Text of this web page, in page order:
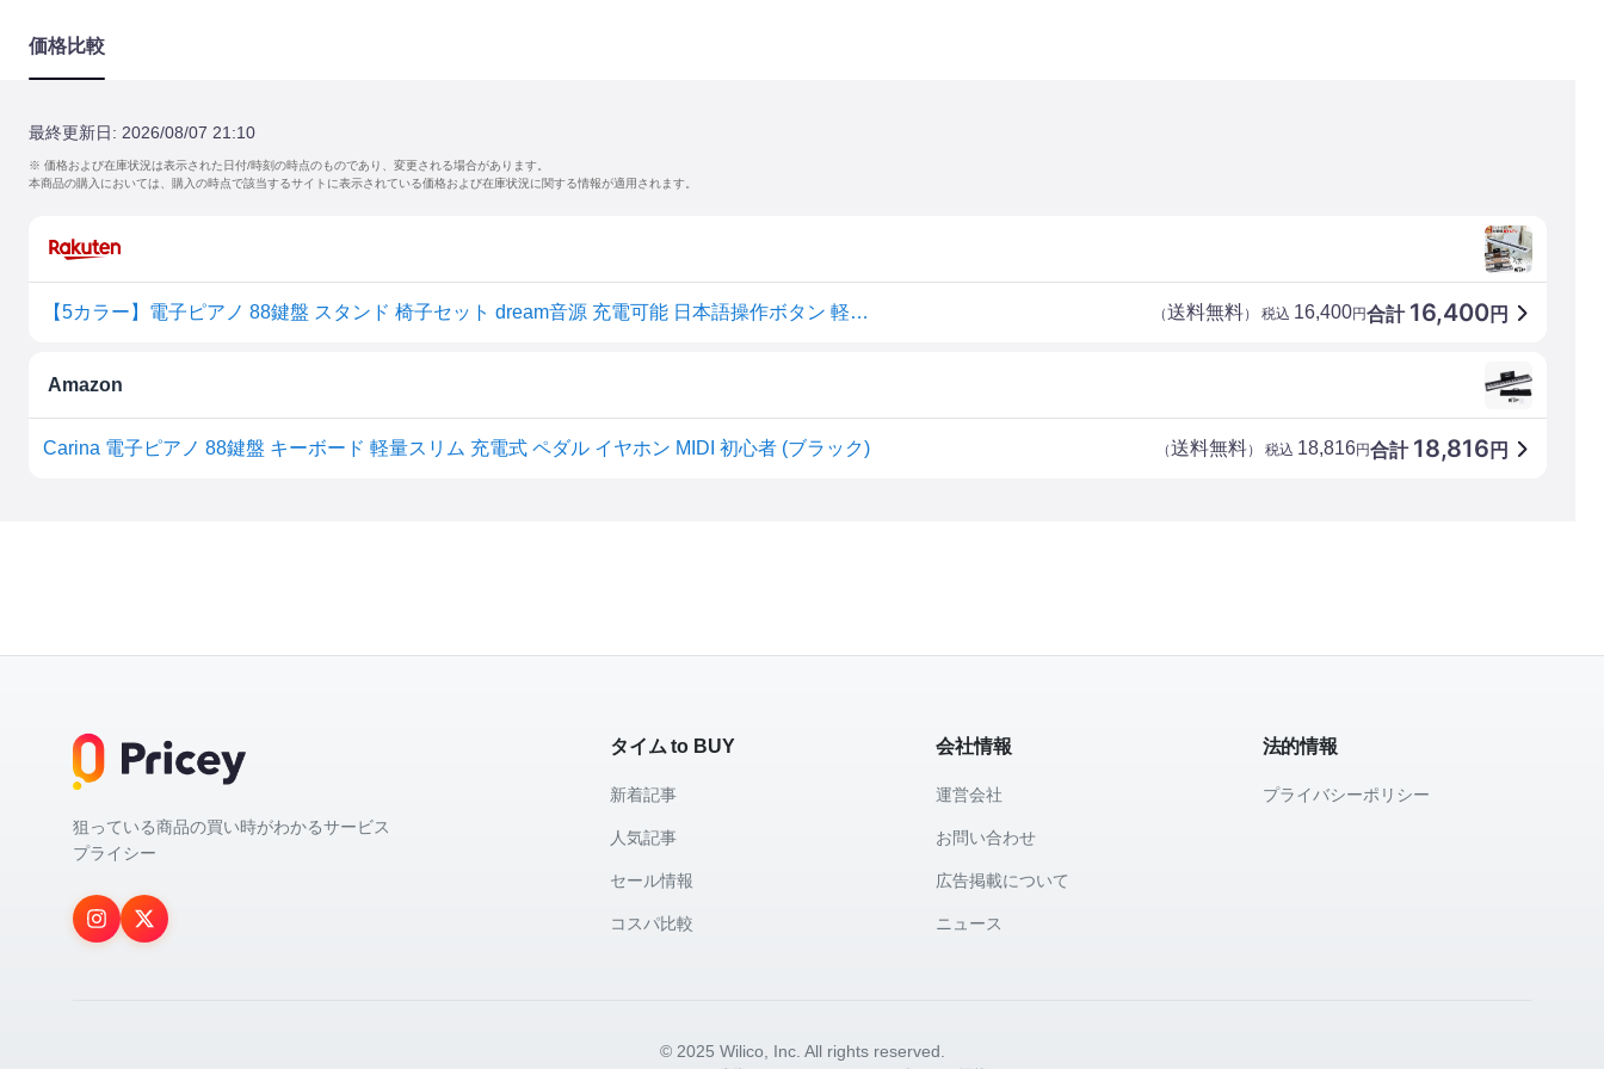
価格比較
最終更新日: 2026/08/07 21:10
※ 価格および在庫状況は表示された日付/時刻の時点のものであり、変更される場合があります。
本商品の購入においては、購入の時点で該当するサイトに表示されている価格および在庫状況に関する情報が適用されます。
【5カラー】電子ピアノ 88鍵盤 スタンド 椅子セット dream音源 充電可能 日本語操作ボタン 軽量 キーボード コードレス スリム 軽い MIDI対応 新学期 新生活【演奏動画あり】 合計 16,400円
（送料無料） 税込 16,400円
Amazon
Carina 電子ピアノ 88鍵盤 キーボード 軽量スリム 充電式 ペダル イヤホン MIDI 初心者 (ブラック) 合計 18,816 円
（送料無料） 税込 18,816円
狙っている商品の買い時がわかるサービス
プライシー
タイム to BUY
新着記事
人気記事
セール情報
コスパ比較
会社情報
運営会社
お問い合わせ
広告掲載について
ニュース
法的情報
プライバシーポリシー
© 2025 Wilico, Inc. All rights reserved.